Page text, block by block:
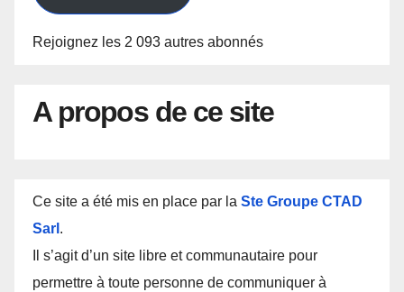
Rejoignez les 2 093 autres abonnés
A propos de ce site
Ce site a été mis en place par la Ste Groupe CTAD
Sarl .
Il s’agit d’un site libre et communautaire pour
permettre à toute personne de communiquer à